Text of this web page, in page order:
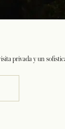
privada y un